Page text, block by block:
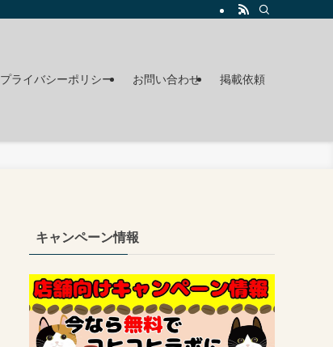
プライバシーポリシー お問い合わせ 掲載依頼
キャンペーン情報